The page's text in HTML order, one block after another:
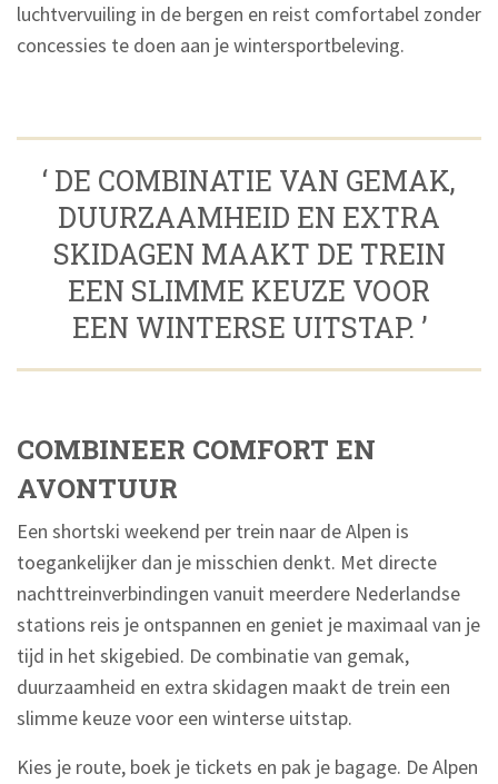
luchtvervuiling in de bergen en reist comfortabel zonder
concessies te doen aan je wintersportbeleving.
‘ DE COMBINATIE VAN GEMAK,
DUURZAAMHEID EN EXTRA
SKIDAGEN MAAKT DE TREIN
EEN SLIMME KEUZE VOOR
EEN WINTERSE UITSTAP. ’
COMBINEER COMFORT EN
AVONTUUR
Een shortski weekend per trein naar de Alpen is
toegankelijker dan je misschien denkt. Met directe
nachttreinverbindingen vanuit meerdere Nederlandse
stations reis je ontspannen en geniet je maximaal van je
tijd in het skigebied. De combinatie van gemak,
duurzaamheid en extra skidagen maakt de trein een
slimme keuze voor een winterse uitstap.
Kies je route, boek je tickets en pak je bagage. De Alpen